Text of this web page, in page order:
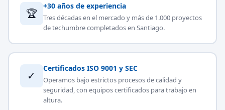
🏆
+30 años de experiencia
Tres décadas en el mercado y más de 1.000 proyectos
de techumbre completados en Santiago.
✓
Certificados ISO 9001 y SEC
Operamos bajo estrictos procesos de calidad y
seguridad, con equipos certificados para trabajo en
altura.